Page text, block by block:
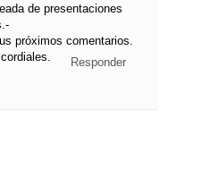
de presentaciones
próximos comentarios.
Responder